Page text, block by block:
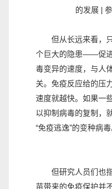
的发展 |
但从长远来看，只
个巨大的隐患——促
毒变异的速度，与人
关。免疫反应给的压
速度就越快。如果一
以抑制病毒的复制，
“免疫逃逸”的变种病毒
但研究人员们也指
苗带来的免疫保护并